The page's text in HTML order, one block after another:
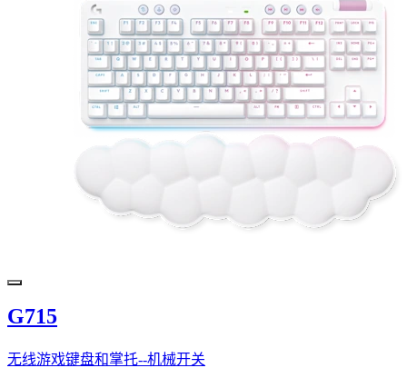
G715
无线游戏键盘和掌托--机械开关